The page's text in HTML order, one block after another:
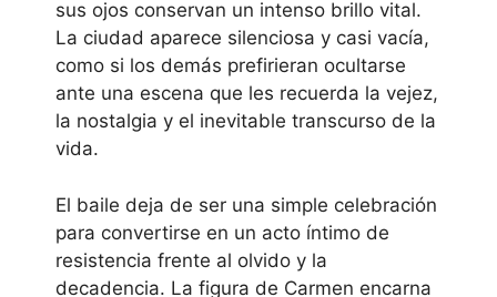
sus ojos conservan un intenso brillo vital.
La ciudad aparece silenciosa y casi vacía,
como si los demás prefirieran ocultarse
ante una escena que les recuerda la vejez,
la nostalgia y el inevitable transcurso de la
vida.
El baile deja de ser una simple celebración
para convertirse en un acto íntimo de
resistencia frente al olvido y la
decadencia. La figura de Carmen encarna